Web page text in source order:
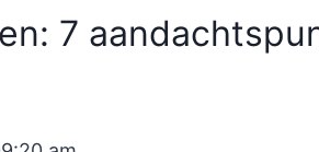
7